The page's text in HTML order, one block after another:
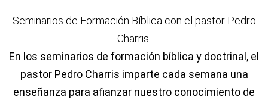
Seminarios de Formación Bíblica con el pastor Pedro
Charris.
En los seminarios de formación bíblica y doctrinal, el
pastor Pedro Charris imparte cada semana una
enseñanza para afianzar nuestro conocimiento de